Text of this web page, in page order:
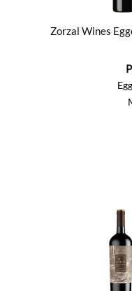
Zorzal Wines